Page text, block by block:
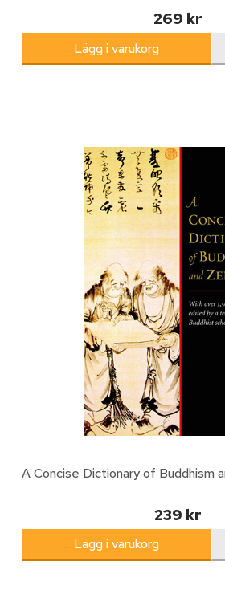
269 kr
A Concise Dictionary of Buddhism
239 kr